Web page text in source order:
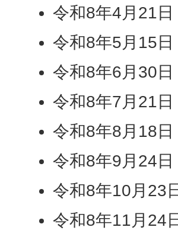
令和8年4月21日
令和8年5月15日
令和8年6月30日
令和8年7月21日
令和8年8月18日
令和8年9月24日
令和8年10月23
令和8年11月24